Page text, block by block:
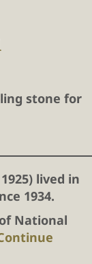
stone for
lived in
1934.
National